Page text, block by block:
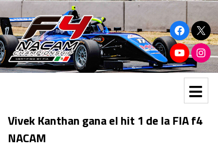
Vivek Kanthan gana el hit 1 de la FIA f4
NACAM